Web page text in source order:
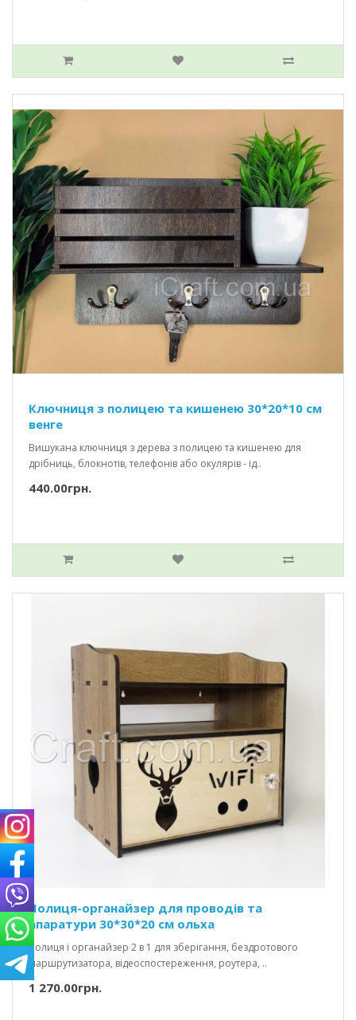
Ключниця з полицею та кишенею 30*20*10 см
венге
Вишукана ключниця з дерева з полицею та кишенею для
дрібниць, блокнотів, телефонів або окулярів - ід..
440.00грн.
Полиця-органайзер для проводів та
апаратури 30*30*20 см ольха
Полиця і органайзер 2 в 1 для зберігання, бездротового
маршрутизатора, відеоспостереження, роутера, ..
1 270.00грн.